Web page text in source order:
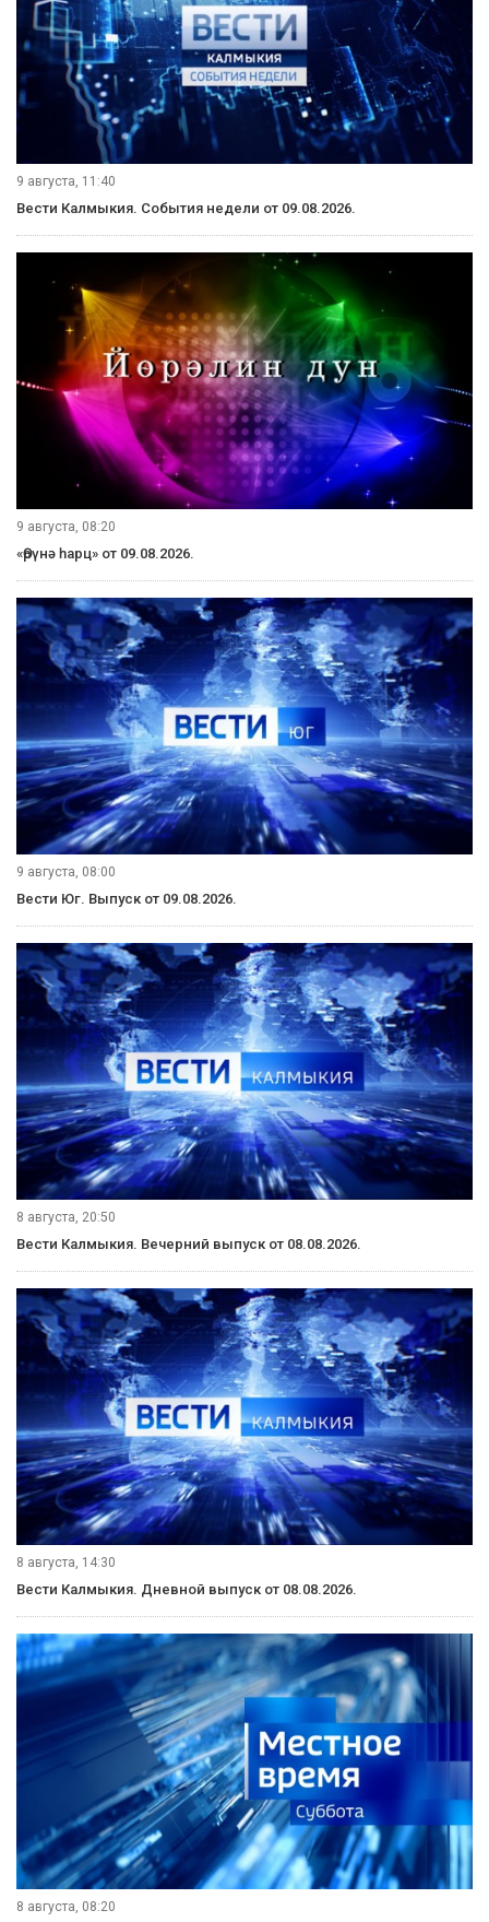
9 августа, 11:40
Вести Калмыкия. События недели от 09.08.2026.
9 августа, 08:20
«Өрүнә һарц» от 09.08.2026.
9 августа, 08:00
Вести Юг. Выпуск от 09.08.2026.
8 августа, 20:50
Вести Калмыкия. Вечерний выпуск от 08.08.2026.
8 августа, 14:30
Вести Калмыкия. Дневной выпуск от 08.08.2026.
8 августа, 08:20